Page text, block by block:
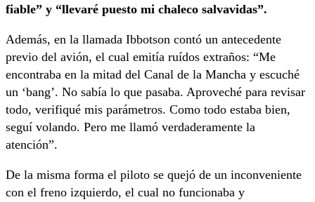
fiable” y “llevaré puesto mi chaleco salvavidas”.
Además, en la llamada Ibbotson contó un antecedente
previo del avión, el cual emitía ruídos extraños: “Me
encontraba en la mitad del Canal de la Mancha y escuché
un ‘bang’. No sabía lo que pasaba. Aproveché para revisar
todo, verifiqué mis parámetros. Como todo estaba bien,
seguí volando. Pero me llamó verdaderamente la
atención”.
De la misma forma el piloto se quejó de un inconveniente
con el freno izquierdo, el cual no funcionaba y